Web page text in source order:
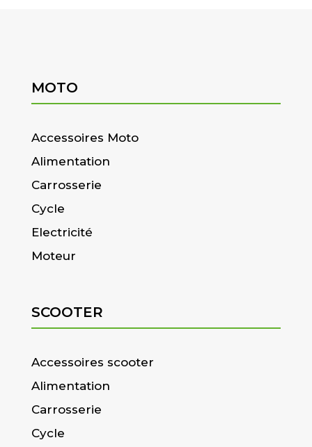
MOTO
Accessoires Moto
Alimentation
Carrosserie
Cycle
Electricité
Moteur
SCOOTER
Accessoires scooter
Alimentation
Carrosserie
Cycle